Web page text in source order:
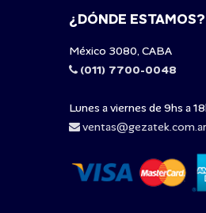
¿DÓNDE ESTAMOS?
México 3080, CABA
(011) 7700-0048
Lunes a viernes de 9hs a
ventas@gezatek.com.ar